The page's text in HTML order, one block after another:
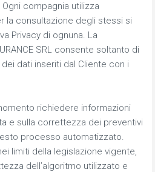
compagnia utilizza
la consultazione degli stessi si
Privacy di ognuna. La
SRL consente soltanto di
dati inseriti dal Cliente con i
richiedere informazioni
e sulla correttezza dei preventivi
processo automatizzato.
nei limiti della legislazione vigente,
dell’algoritmo utilizzato e